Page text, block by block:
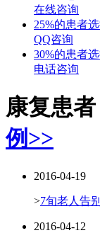
在线咨询
25%的患者
QQ咨询
30%的患者
电话咨询
康复患
例>>
2016-04-19
>7旬老人告
2016-04-12